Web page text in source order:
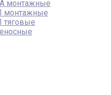
монтажные
монтажные
тяговые